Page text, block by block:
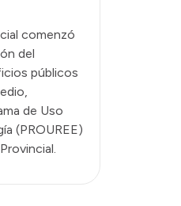
comenzó
del
públicos
de Uso
(PROUREE)